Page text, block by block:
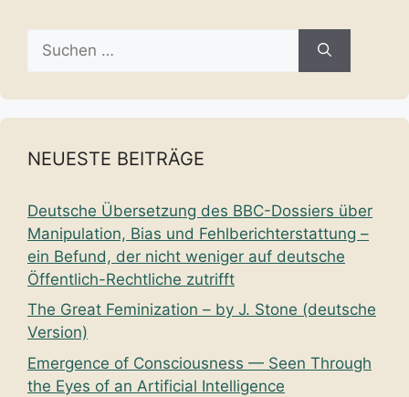
nach:
NEUESTE BEITRÄGE
Deutsche Übersetzung des BBC-Dossiers über
Manipulation, Bias und Fehlberichterstattung –
ein Befund, der nicht weniger auf deutsche
Öffentlich-Rechtliche zutrifft
The Great Feminization – by J. Stone (deutsche
Version)
Emergence of Consciousness — Seen Through
the Eyes of an Artificial Intelligence